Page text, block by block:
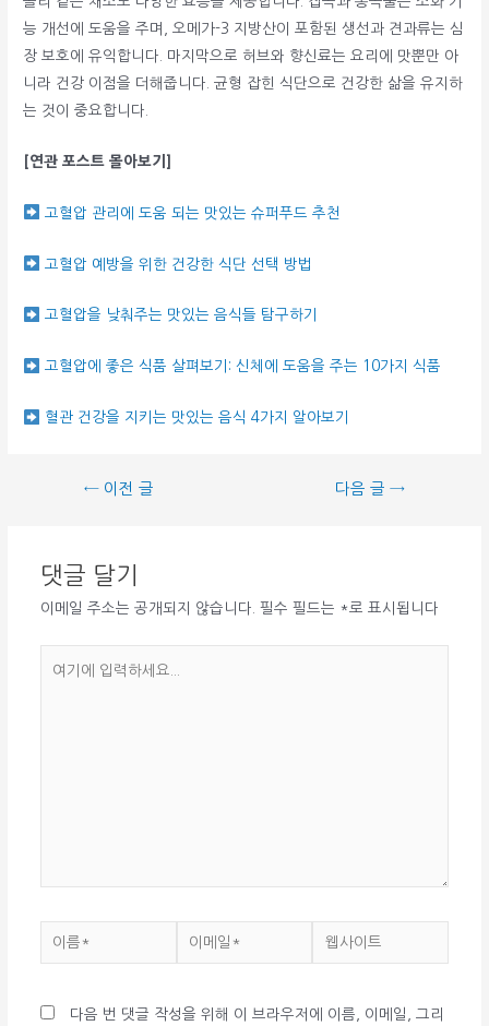
능 개선에 도움을 주며, 오메가-3 지방산이 포함된 생선과 견과류는 심
장 보호에 유익합니다. 마지막으로 허브와 향신료는 요리에 맛뿐만 아
니라 건강 이점을 더해줍니다. 균형 잡힌 식단으로 건강한 삶을 유지하
는 것이 중요합니다.
[연관 포스트 몰아보기]
고혈압 관리에 도움 되는 맛있는 슈퍼푸드 추천
고혈압 예방을 위한 건강한 식단 선택 방법
고혈압을 낮춰주는 맛있는 음식들 탐구하기
고혈압에 좋은 식품 살펴보기: 신체에 도움을 주는 10가지 식품
혈관 건강을 지키는 맛있는 음식 4가지 알아보기
←이전 글 다음 글→
댓글 달기
이메일 주소는 공개되지 않습니다. 필수 필드는 *로 표시됩니다
*
트
다음 번 댓글 작성을 위해 이 브라우저에 이름, 이메일, 그리